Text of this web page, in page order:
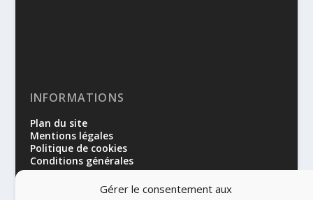
Gérer le consentement aux
INFORMATIONS
Plan du site
Mentions légales
Politique de cookies
Conditions générales